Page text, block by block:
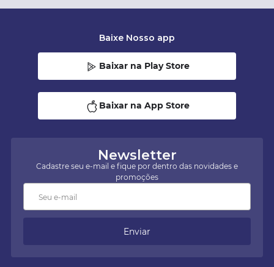
Newsletter
Cadastre seu e-mail e fique por dentro das novidades e
promoções
Enviar
Baixe Nosso app
Baixar na Play Store
Baixar na App Store